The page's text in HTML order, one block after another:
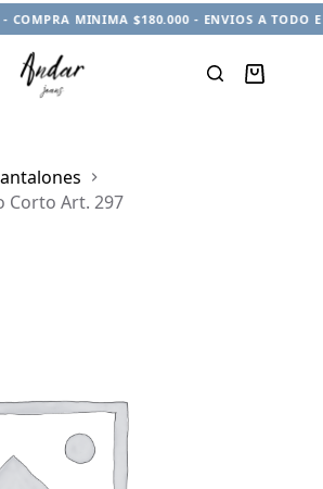
MINIMA $180.000 - ENVIOS A TODO
Carro
Corto Art. 297